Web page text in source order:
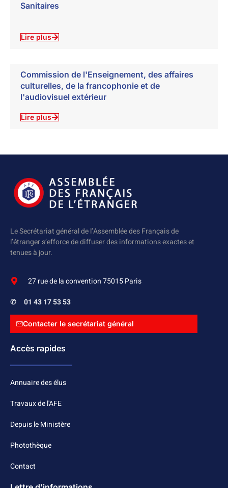
Sanitaires
Lire plus
Commission de l'Enseignement, des affaires
culturelles, de la francophonie et de
l'audiovisuel extérieur
Lire plus
Le Secrétariat général de l’Assemblée des Français de
l’étranger s’efforce de diffuser des informations exactes et
tenues à jour.
27 rue de la convention 75015 Paris
✆ 01 43 17 53 53
Contacter le secrétariat général
Accès rapides
Annuaire des élus
Travaux de l'AFE
Depuis le Ministère
Photothèque
Contact